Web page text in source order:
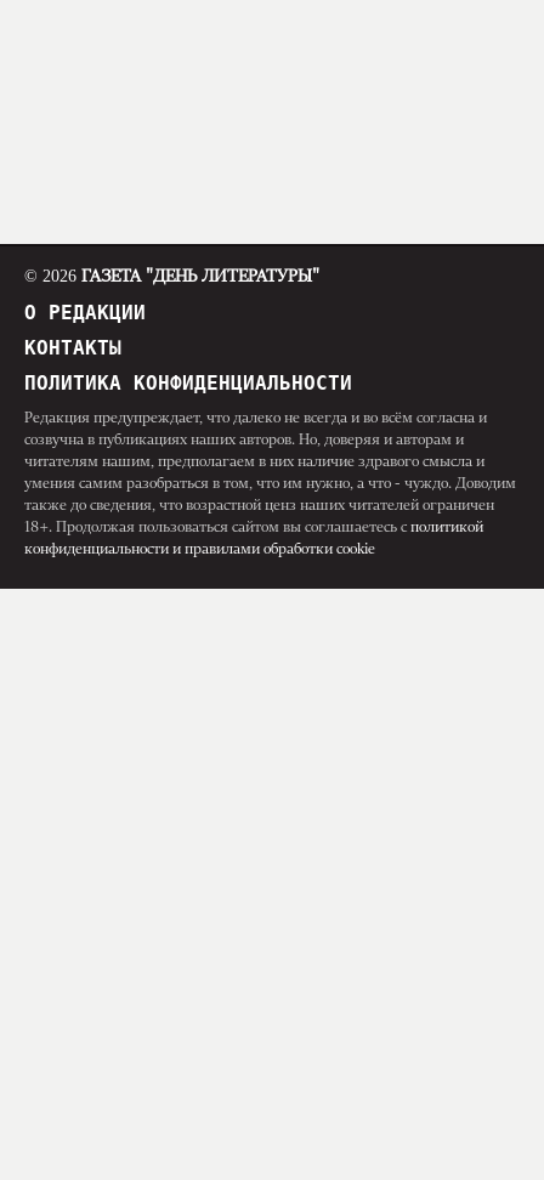
© 2026 ГАЗЕТА "ДЕНЬ ЛИТЕРАТУРЫ"
О РЕДАКЦИИ
КОНТАКТЫ
ПОЛИТИКА КОНФИДЕНЦИАЛЬНОСТИ
Редакция предупреждает, что далеко не всегда и во всём согласна и
созвучна в публикациях наших авторов. Но, доверяя и авторам и
читателям нашим, предполагаем в них наличие здравого смысла и
умения самим разобраться в том, что им нужно, а что - чуждо. Доводим
также до сведения, что возрастной ценз наших читателей ограничен
18+. Продолжая пользоваться сайтом вы соглашаетесь с политикой
конфиденциальности и правилами обработки cookie